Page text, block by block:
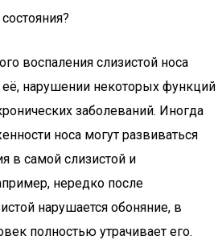
воспаления слизистой носа
нарушении некоторых функций
заболеваний. Иногда
носа могут развиваться
в самой слизистой и
нередко после
нарушается обоняние, в
полностью утрачивает его.